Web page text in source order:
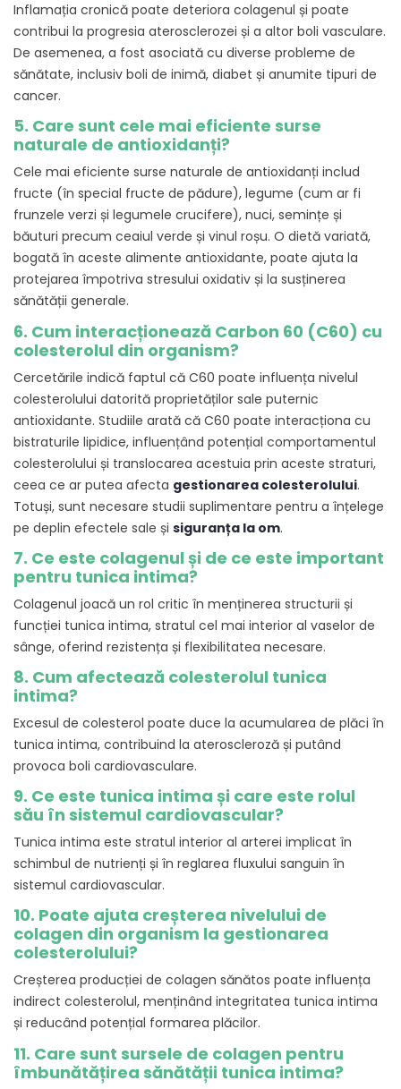
Inflamația cronică poate deteriora colagenul și poate
contribui la progresia aterosclerozei și a altor boli vasculare.
De asemenea, a fost asociată cu diverse probleme de
sănătate, inclusiv boli de inimă, diabet și anumite tipuri de
cancer.
5. Care sunt cele mai eficiente surse
naturale de antioxidanți?
Cele mai eficiente surse naturale de antioxidanți includ
fructe (în special fructe de pădure), legume (cum ar fi
frunzele verzi și legumele crucifere), nuci, semințe și
băuturi precum ceaiul verde și vinul roșu. O dietă variată,
bogată în aceste alimente antioxidante, poate ajuta la
protejarea împotriva stresului oxidativ și la susținerea
sănătății generale.
6. Cum interacționează Carbon 60 (C60) cu
colesterolul din organism?
Cercetările indică faptul că C60 poate influența nivelul
colesterolului datorită proprietăților sale puternic
antioxidante. Studiile arată că C60 poate interacționa cu
bistraturile lipidice, influențând potențial comportamentul
colesterolului și translocarea acestuia prin aceste straturi,
ceea ce ar putea afecta gestionarea colesterolului.
Totuși, sunt necesare studii suplimentare pentru a înțelege
pe deplin efectele sale și siguranța la om.
7. Ce este colagenul și de ce este important
pentru tunica intima?
Colagenul joacă un rol critic în menținerea structurii și
funcției tunica intima, stratul cel mai interior al vaselor de
sânge, oferind rezistența și flexibilitatea necesare.
8. Cum afectează colesterolul tunica
intima?
Excesul de colesterol poate duce la acumularea de plăci în
tunica intima, contribuind la ateroscleroză și putând
provoca boli cardiovasculare.
9. Ce este tunica intima și care este rolul
său în sistemul cardiovascular?
Tunica intima este stratul interior al arterei implicat în
schimbul de nutrienți și în reglarea fluxului sanguin în
sistemul cardiovascular.
10. Poate ajuta creșterea nivelului de
colagen din organism la gestionarea
colesterolului?
Creșterea producției de colagen sănătos poate influența
indirect colesterolul, menținând integritatea tunica intima
și reducând potențial formarea plăcilor.
11. Care sunt sursele de colagen pentru
îmbunătățirea sănătății tunica intima?